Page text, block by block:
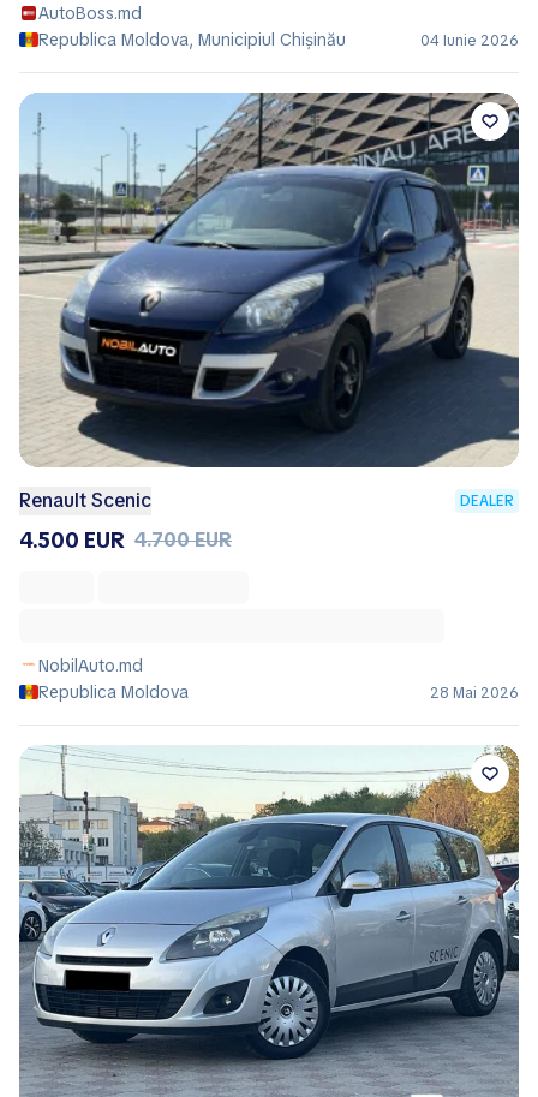
AutoBoss.md
Republica Moldova, Municipiul Chișinău
04 Iunie 2026
Renault Scenic DEALER
4.500 EUR 4.700 EUR
NobilAuto.md
Republica Moldova
28 Mai 2026